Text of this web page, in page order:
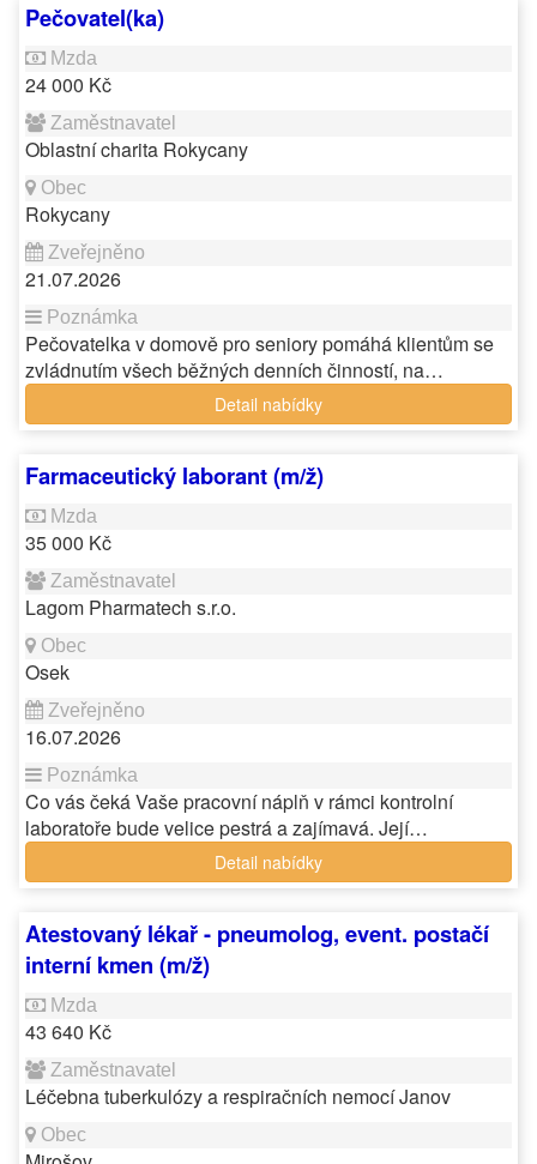
Pečovatel(ka)
24 000 Kč
Oblastní charita Rokycany
Rokycany
21.07.2026
Pečovatelka v domově pro seniory pomáhá klientům se
zvládnutím všech běžných denních činností, na…
Detail nabídky
Farmaceutický laborant (m/ž)
35 000 Kč
Lagom Pharmatech s.r.o.
Osek
16.07.2026
Co vás čeká Vaše pracovní náplň v rámci kontrolní
laboratoře bude velice pestrá a zajímavá. Její…
Detail nabídky
Atestovaný lékař - pneumolog, event. postačí
interní kmen (m/ž)
43 640 Kč
Léčebna tuberkulózy a respiračních nemocí Janov